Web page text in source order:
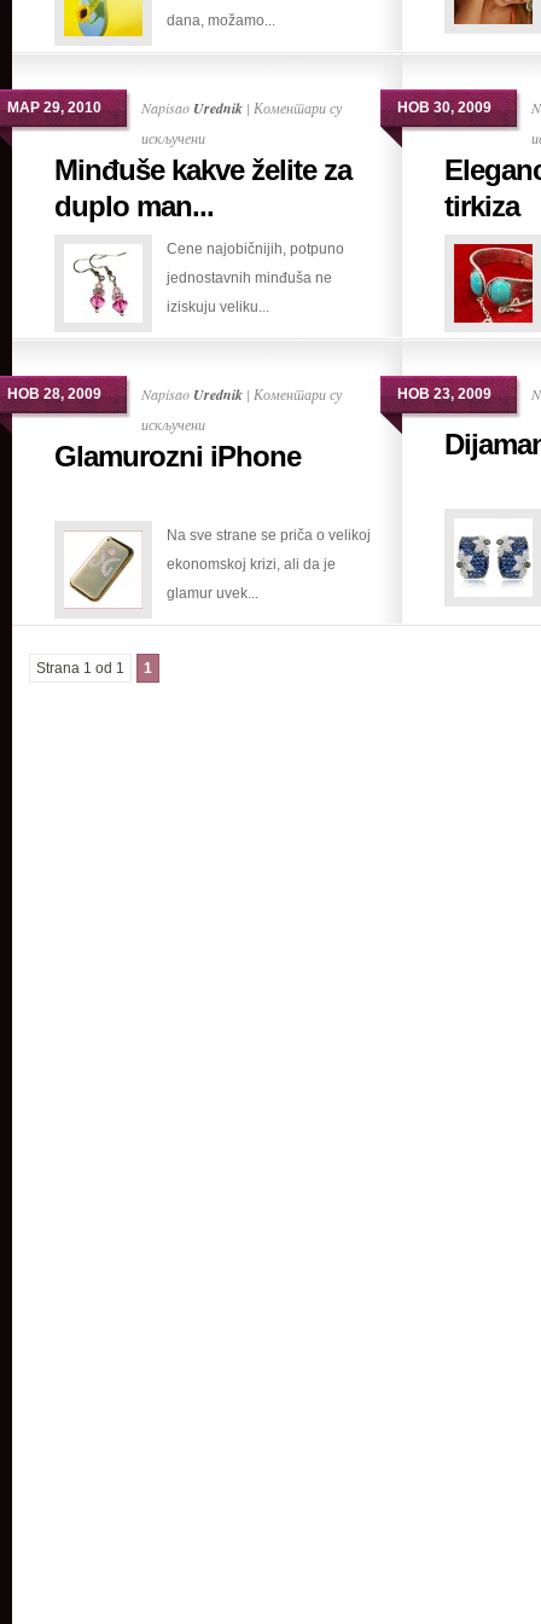
ukusu
dana, možamo...
МАР 29, 2010 Napisao Urednik | Коментари су
искљученина
Minđuše
za
duplo
manje
novca
Minđuše kakve želite za
duplo man...
Cene najobičnijih, potpuno
jednostavnih minđuša ne
iziskuju veliku...
НОВ 30, 2009
tirkiza
НОВ 28, 2009 Napisao Urednik | Коментари су
искљученина
Glamurozni
Glamurozni iPhone
Na sve strane se priča o velikoj
ekonomskoj krizi, ali da je
glamur uvek...
НОВ 23, 2009
Strana 1 od 1 1